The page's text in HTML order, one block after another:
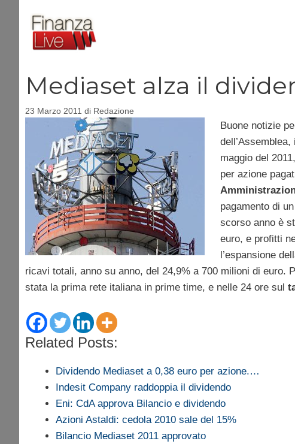
contenuto
Mediaset alza il
23 Marzo 2011 di Redazione
Buone notizie
maggio del
per azione
pagamento di un
scorso anno è
euro, e profitti
l’espansione
ricavi totali, anno su anno, del 24,9% a 700 milioni di euro.
stata la prima rete italiana in prime time, e nelle 24 ore sul
Related Posts:
Dividendo Mediaset a 0,38 euro per azione.…
Indesit Company raddoppia il dividendo
Eni: CdA approva Bilancio e dividendo
Azioni Astaldi: cedola 2010 sale del 15%
Bilancio Mediaset 2011 approvato